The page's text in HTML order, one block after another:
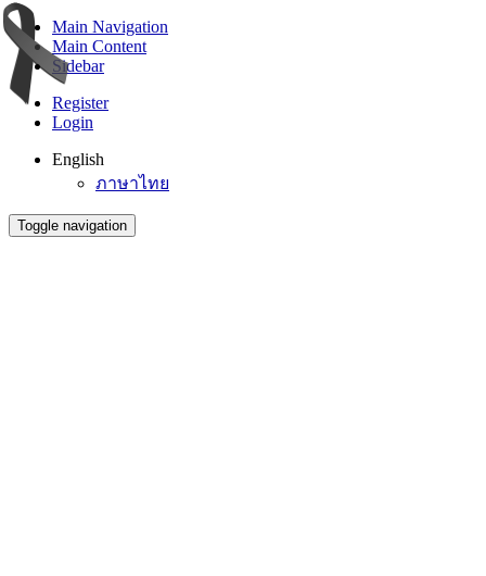
Main Navigation
Main Content
Sidebar
Register
Login
English
ภาษาไทย
Toggle navigation